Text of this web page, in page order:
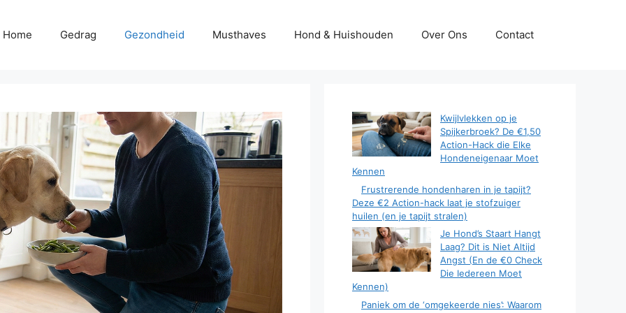
Home Gedrag Gezondheid Musthaves Hond & Huishouden Over Ons Contact
Kwijlvlekken op je
Spijkerbroek? De €1,50
Action-Hack die Elke
Hondeneigenaar Moet
Kennen
Frustrerende hondenharen in je tapijt?
Deze €2 Action-hack laat je stofzuiger
huilen (en je tapijt stralen)
Je Hond’s Staart Hangt
Laag? Dit is Niet Altijd
Angst (En de €0 Check
Die Iedereen Moet
Kennen)
Paniek om de ‘omgekeerde nies’: Waarom